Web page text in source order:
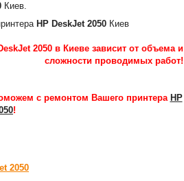
Киев.
HP DeskJet 2050 Киев
2050 в Киеве зависит от объема и
сложности проводимых работ!
с ремонтом Вашего принтера HP
!
2050